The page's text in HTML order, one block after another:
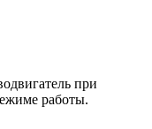
при
работы.